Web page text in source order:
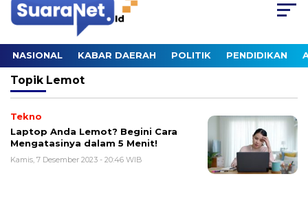
NASIONAL KABAR DAERAH POLITIK PENDIDIKAN
Topik Lemot
Tekno
Laptop Anda Lemot? Begini Cara
Mengatasinya dalam 5 Menit!
Kamis, 7 Desember 2023 - 20:46 WIB